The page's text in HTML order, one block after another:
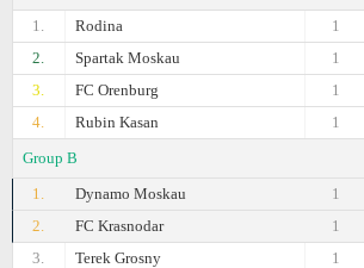
1.
Rodina
1
2.
Spartak Moskau
1
3.
FC Orenburg
1
4.
Rubin Kasan
1
Group B
1.
Dynamo Moskau
1
2.
FC Krasnodar
1
3.
Terek Grosny
1